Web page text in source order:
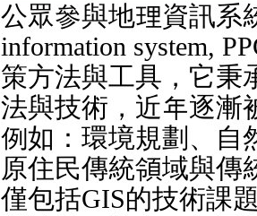
公眾參與地理資訊系
information system,
策方法與工具，它秉
法與技術，近年逐漸
例如：環境規劃、自
原住民傳統領域與傳
僅包括GIS的技術課